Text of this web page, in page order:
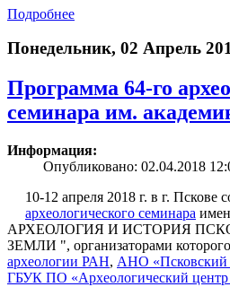
Подробнее
Понедельник, 02 Апрель
Программа 64-го
семинара им.
Информация:
Опубликовано: 02.04.2018
10-12 апреля 2018 г. в г. Пскове
археологического семинара
АРХЕОЛОГИЯ И ИСТОРИЯ
ЗЕМЛИ ", организаторами
археологии РАН, АНО «Псковский
ГБУК ПО «Археологический центр